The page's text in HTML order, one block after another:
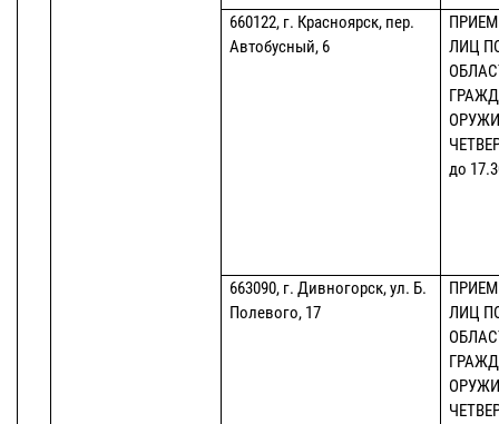
660122, г. Красноярск, пер.
Автобусный, 6
ЛИЦ
до
663090, г. Дивногорск, ул. Б.
Полевого, 17
ЛИЦ